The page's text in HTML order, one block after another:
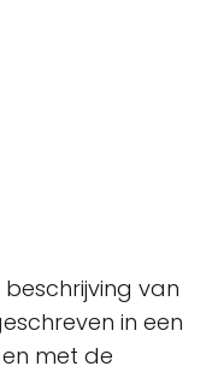
beschrijving van
in een
met de